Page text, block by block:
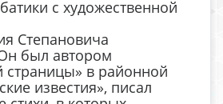
с художественной
Степановича
был автором
страницы» в районной
известия», писал